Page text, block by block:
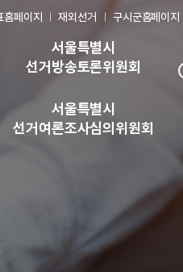
홈페이지 재외선거 구시군홈페이지
서울특별시
선거방송토론위원회
서울특별시
선거여론조사심의위원회